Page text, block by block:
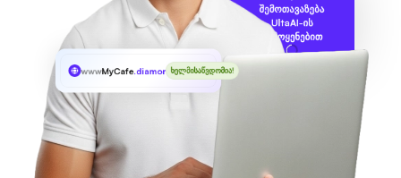
შემოთავაზება
UltaAI-ის
გამოყენებით
wwwMyCafe.diamondsხელმისაწვდომია!